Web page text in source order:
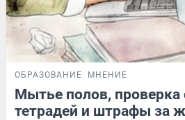
ОБРАЗОВАНИЕ МНЕНИЕ
Мытье полов, проверка
тетрадей и штрафы за